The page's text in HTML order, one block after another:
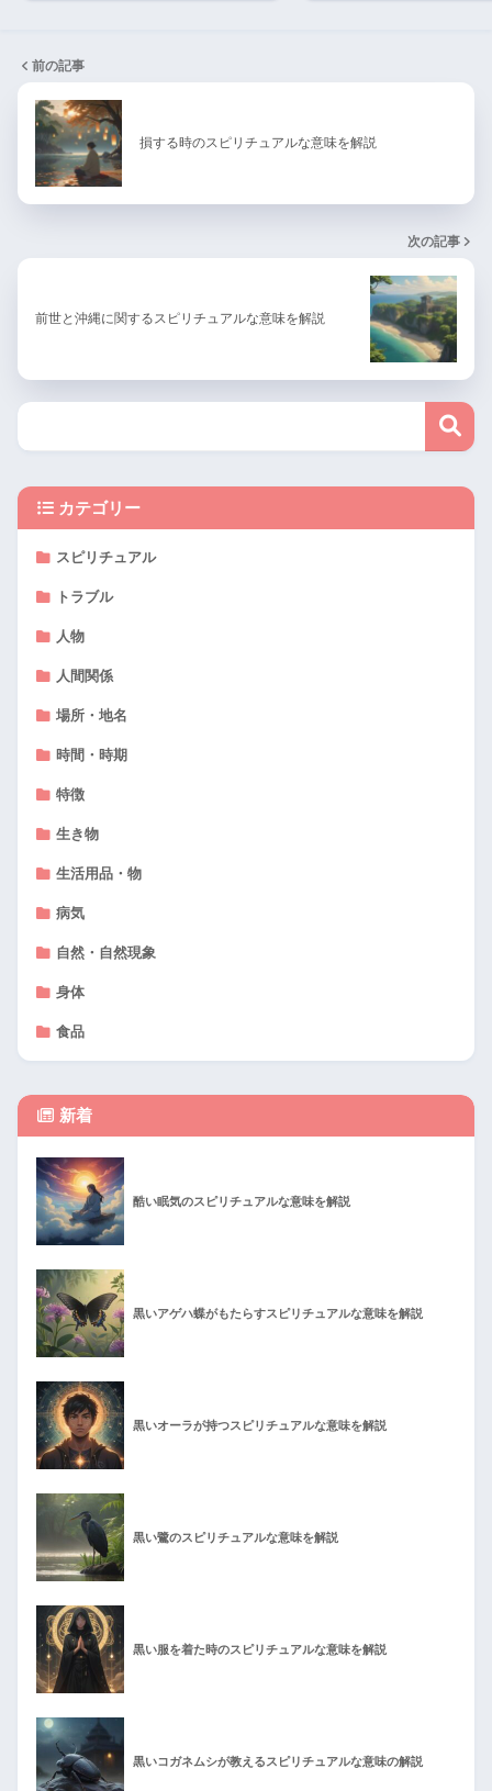
前の記事
損する時のスピリチュアルな意味を解説
次の記事
前世と沖縄に関するスピリチュアルな意味を解説
カテゴリー
スピリチュアル
トラブル
人物
人間関係
場所・地名
時間・時期
特徴
生き物
生活用品・物
病気
自然・自然現象
身体
食品
新着
酷い眠気のスピリチュアルな意味を解説
黒いアゲハ蝶がもたらすスピリチュアルな意味を解説
黒いオーラが持つスピリチュアルな意味を解説
黒い鷺のスピリチュアルな意味を解説
黒い服を着た時のスピリチュアルな意味を解説
黒いコガネムシが教えるスピリチュアルな意味の解説